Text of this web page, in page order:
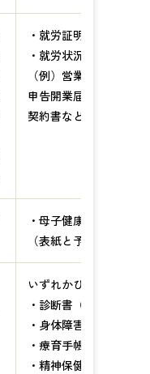
・就労証明書
・就労状況を証明する
（例）営業許可証、登
申告開業届、確定申告
契約書などの写し
・母子健康手帳
（表紙と予定日のペー
いずれかひとつ
・診断書（原本）
・身体障害者手帳（コ
・療育手帳（コピー）
・精神保健福祉手帳（